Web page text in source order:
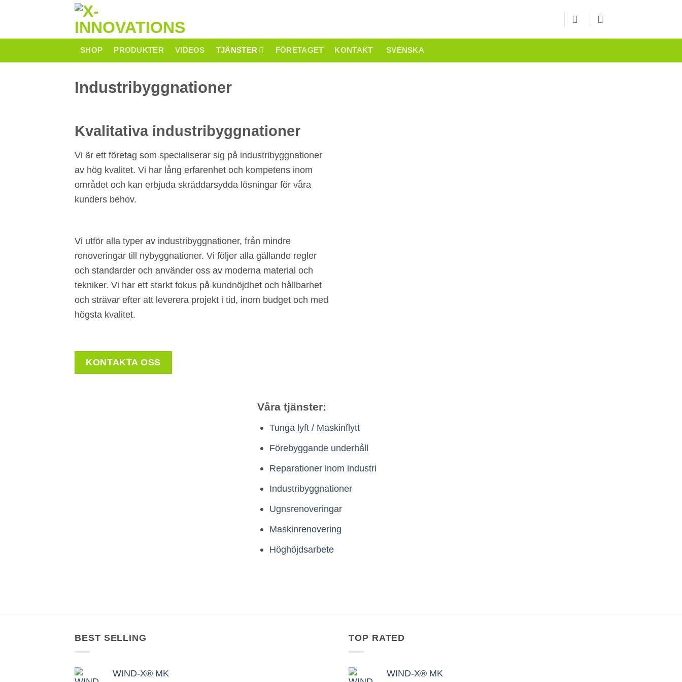
content
SHOP PRODUKTER VIDEOS TJÄNSTER FÖRETAGET KONTAKT SVENSKA
Industribyggnationer
Kvalitativa industribyggnationer
Vi är ett företag som specialiserar sig på industribyggnationer
av hög kvalitet. Vi har lång erfarenhet och kompetens inom
området och kan erbjuda skräddarsydda lösningar för våra
kunders behov.
Vi utför alla typer av industribyggnationer, från mindre
renoveringar till nybyggnationer. Vi följer alla gällande regler
och standarder och använder oss av moderna material och
tekniker. Vi har ett starkt fokus på kundnöjdhet och hållbarhet
och strävar efter att leverera projekt i tid, inom budget och med
högsta kvalitet.
KONTAKTA OSS
Våra tjänster:
Tunga lyft / Maskinflytt
Förebyggande underhåll
Reparationer inom industri
Industribyggnationer
Ugnsrenoveringar
Maskinrenovering
Höghöjdsarbete
BEST SELLING
WIND-X® MK
TOP RATED
WIND-X® MK